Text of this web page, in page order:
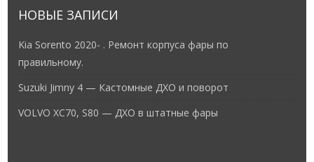
НОВЫЕ ЗАПИСИ
Kia Sorento 2020- . Ремонт корпуса фары по
правильному.
Suzuki Jimny 4 — Кастомные ДХО и поворот
VOLVO XC70, S80 — ДХО в штатные фары